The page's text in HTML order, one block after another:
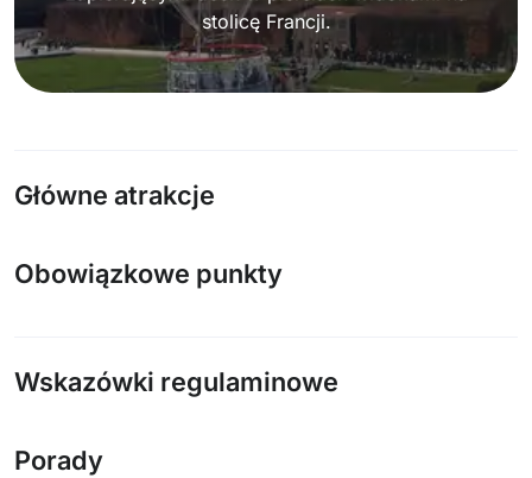
stolicę Francji.
Główne atrakcje
Obowiązkowe punkty
Wskazówki regulaminowe
Porady